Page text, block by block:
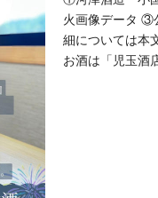
火画像データ ③
細については本
お酒は「児玉酒